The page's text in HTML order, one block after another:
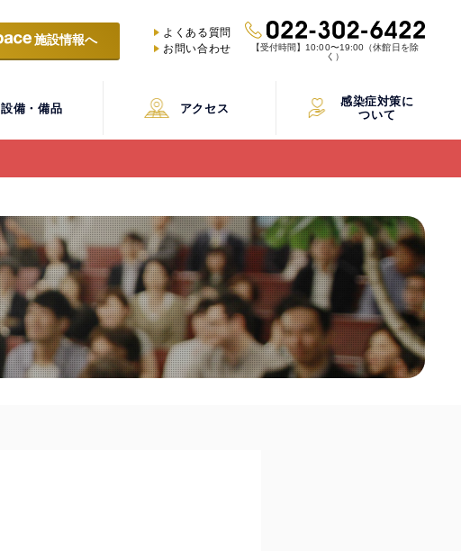
施設情報へ
よくある質問
お問い合わせ
【受付時間】10:00〜19:00（休館日を除
く）
設備・備品 アクセス
感染症対策に
ついて